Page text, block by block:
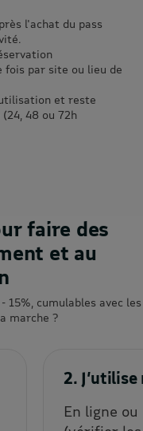
l'achat du pass
fois par site ou lieu de
et reste
48 ou 72h
faire des
et au
15%, cumulables avec les
marche ?
2.
En ligne